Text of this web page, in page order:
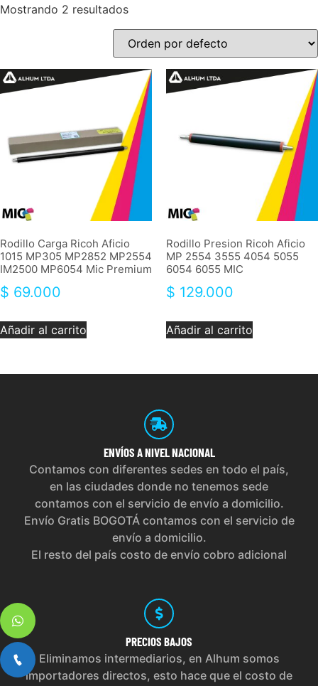
Mostrando 2 resultados
Rodillo Carga Ricoh Aficio
1015 MP305 MP2852 MP2554
IM2500 MP6054 Mic Premium
$ 69.000
Añadir al carrito
Rodillo Presion Ricoh Aficio
MP 2554 3555 4054 5055
6054 6055 MIC
$ 129.000
Añadir al carrito
ENVÍOS A NIVEL NACIONAL
Contamos con diferentes sedes en todo el país,
en las ciudades donde no tenemos sede
contamos con el servicio de envío a domicilio.
Envío Gratis BOGOTÁ contamos con el servicio de
envío a domicilio.
El resto del país costo de envío cobro adicional
PRECIOS BAJOS
Eliminamos intermediarios, en Alhum somos
importadores directos, esto hace que el costo de